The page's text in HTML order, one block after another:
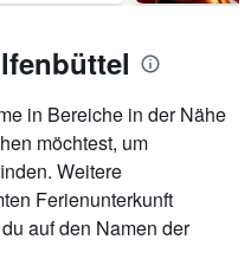
in Bereiche in der Nähe
möchtest, um
Weitere
Ferienunterkunft
auf den Namen der